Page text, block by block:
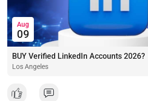
Aug
09
BUY Verified LinkedIn Accounts 2026?
Los Angeles